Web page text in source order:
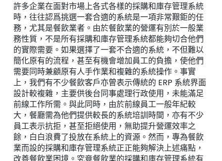
許多企業在面對市場上各式各樣的採購和庫存管理系統
時，往往認爲挑選一套合適的系統是一項非常艱鉅的任
務，尤其是餐飲業者。由於餐飲業的營運有別於一般業
務性質，不是所有採購和庫存管理系統都能夠切合他們
的實際需要。如果選擇了一套不合適的系統，不但難以
簡化原有的流程，甚至有機會增加員工的負擔，使他們
需要同時兼顧原有人手作業和複雜的系統操作。事實
上，我們有不少餐飲客戶亦曾表示傳統的 ERP 系統界面
設計較複雜，主要供後台同事處理行政使用，未能滿足
前線工作所需。與此同時，由於前線員工一般年紀較
大，餐廳需為他們提供較長的系統培訓時間，亦有不少
員工表示抗拒，甚至拒絕使用，無助提升營運效率之
餘，白白浪費了投放在系統上的資源。然而，專為餐飲
業而設的採購和庫存管理系統正正能夠解決上述痛點，